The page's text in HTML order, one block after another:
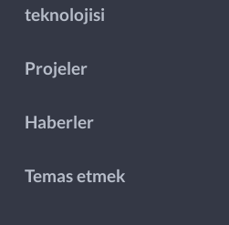
teknolojisi
Projeler
Haberler
Temas etmek